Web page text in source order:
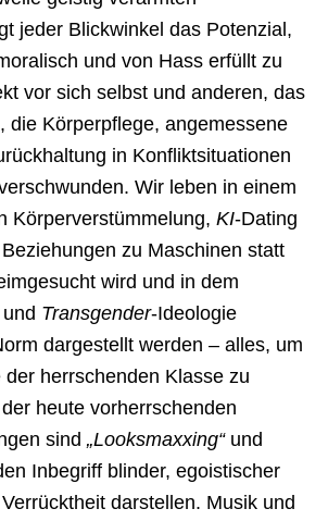
jeder Blickwinkel das Potenzial,
und von Hass erfüllt zu
vor sich selbst und anderen, das
die Körperpflege, angemessene
in Konfliktsituationen
Wir leben in einem
Körperverstümmelung, KI-Dating
zu Maschinen statt
wird und in dem
Transgender-Ideologie
dargestellt werden – alles, um
herrschenden Klasse zu
heute vorherrschenden
sind „Looksmaxxing“und
Inbegriff blinder, egoistischer
darstellen. Musik und